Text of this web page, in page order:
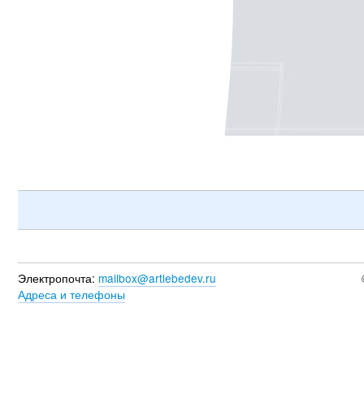
Электропочта: mailbox@artlebedev.ru
Адреса и телефоны